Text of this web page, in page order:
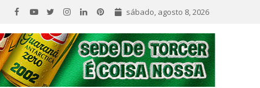
sábado, agosto 8, 2026